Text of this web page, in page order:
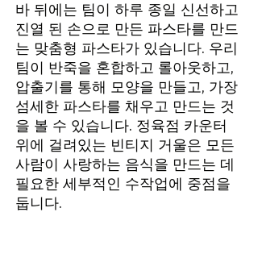
바 뒤에는 팀이 하루 종일 신선하고
진열 된 손으로 만든 파스타를 만드
는 맞춤형 파스타가 있습니다. 우리
팀이 반죽을 혼합하고 롤아웃하고,
압출기를 통해 모양을 만들고, 가장
섬세한 파스타를 채우고 만드는 것
을 볼 수 있습니다. 정육점 카운터
위에 걸려있는 빈티지 거울은 모든
사람이 사랑하는 음식을 만드는 데
필요한 세부적인 수작업에 중점을
둡니다.